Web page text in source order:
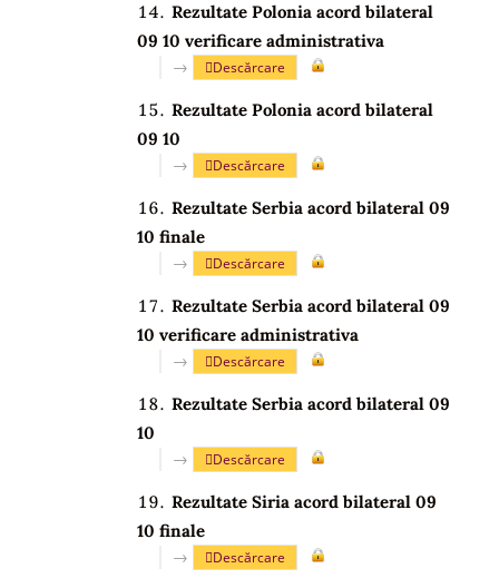
Rezultate Polonia acord bilateral
09 10 verificare administrativa
→ Descărcare
Rezultate Polonia acord bilateral
09 10
→ Descărcare
Rezultate Serbia acord bilateral 09
10 finale
→ Descărcare
Rezultate Serbia acord bilateral 09
10 verificare administrativa
→ Descărcare
Rezultate Serbia acord bilateral 09
10
→ Descărcare
Rezultate Siria acord bilateral 09
10 finale
→ Descărcare